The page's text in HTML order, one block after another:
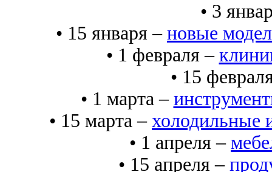
• 3
• 15 января – новые
• 1 февраля –
• 15
• 1 марта –
• 15 марта – холодильные
• 1 апреля –
• 15 апреля –